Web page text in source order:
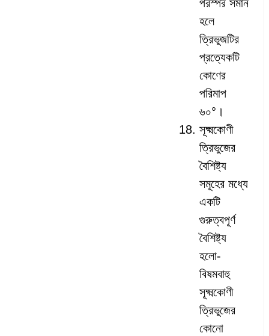
পরস্পর সমান
হলে
ত্রিভুজটির
প্রত্যেকটি
কোণের
পরিমাপ
৬০°।
সূক্ষ্মকোণী
ত্রিভুজের
বৈশিষ্ট্য
সমূহের মধ্যে
একটি
গুরুত্বপূর্ণ
বৈশিষ্ট্য
হলো-
বিষমবাহু
সূক্ষ্মকোণী
ত্রিভুজের
কোনো